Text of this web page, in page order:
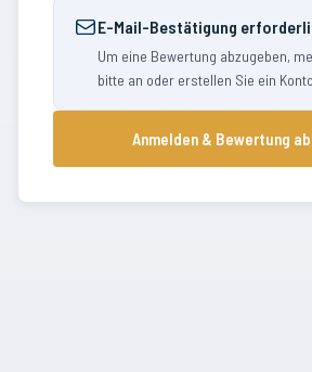
E-Mail-Bestätigung
Um eine Bewertung abzugeben,
bitte an oder erstellen Sie ein
Anmelden & Bewertung